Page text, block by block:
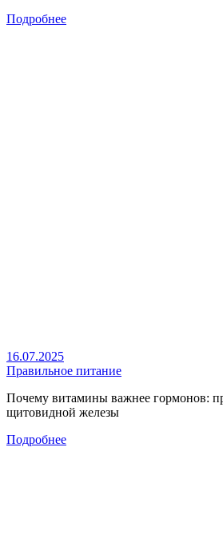
Подробнее
16.07.2025
Правильное питание
Почему витамины важнее гормонов:
щитовидной железы
Подробнее